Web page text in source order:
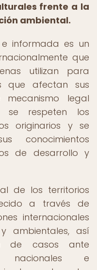
frente a la
ambiental.
informada es un
que
utilizan para
que afectan sus
mecanismo legal
se respeten los
originarios y se
conocimientos
de desarrollo y
de los territorios
a través de
internacionales
ambientales, así
de casos ante
nacionales e